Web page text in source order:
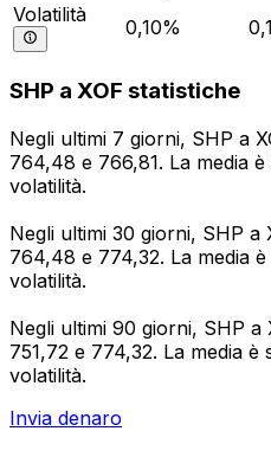
Volatilità
0,10%
SHP a XOF statistiche
Negli ultimi 7 giorni, SHP a
764,48 e 766,81. La media
volatilità.
Negli ultimi 30 giorni, SHP a
764,48 e 774,32. La media
volatilità.
Negli ultimi 90 giorni, SHP a
751,72 e 774,32. La media
volatilità.
Invia denaro